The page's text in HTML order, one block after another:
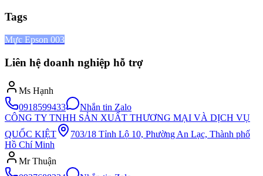
Tags
Mực Epson 003
Liên hệ doanh nghiệp hỗ trợ
Ms Hạnh
0918599433
Nhắn tin Zalo
CÔNG TY TNHH SẢN XUẤT THƯƠNG MẠI VÀ DỊCH VỤ
QUỐC KIỆT
703/18 Tỉnh Lộ 10, Phường An Lạc, Thành phố
Hồ Chí Minh
Mr Thuận